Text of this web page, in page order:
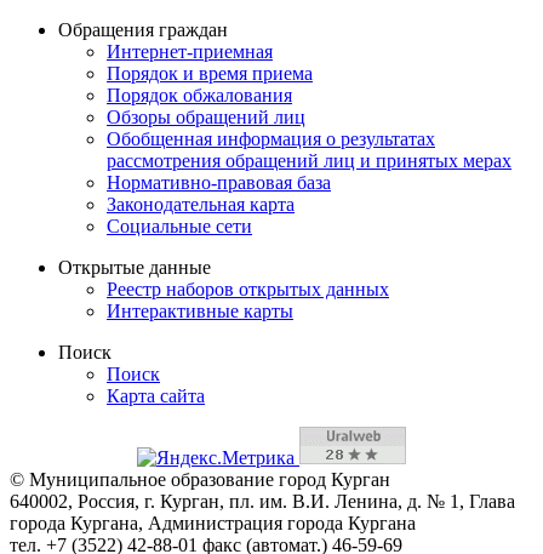
Обращения граждан
Интернет-приемная
Порядок и время приема
Порядок обжалования
Обзоры обращений лиц
Обобщенная информация о результатах
рассмотрения обращений лиц и принятых мерах
Нормативно-правовая база
Законодательная карта
Социальные сети
Открытые данные
Реестр наборов открытых данных
Интерактивные карты
Поиск
Поиск
Карта сайта
© Муниципальное образование город Курган
640002, Россия, г. Курган, пл. им. В.И. Ленина, д. № 1, Глава
города Кургана, Администрация города Кургана
тел. +7 (3522) 42-88-01 факс (автомат.) 46-59-69